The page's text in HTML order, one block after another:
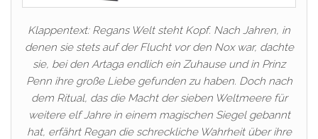
Klappentext: Regans Welt steht Kopf. Nach Jahren, in
denen sie stets auf der Flucht vor den Nox war, dachte
sie, bei den Artaga endlich ein Zuhause und in Prinz
Penn ihre große Liebe gefunden zu haben. Doch nach
dem Ritual, das die Macht der sieben Weltmeere für
weitere elf Jahre in einem magischen Siegel gebannt
hat, erfährt Regan die schreckliche Wahrheit über ihre